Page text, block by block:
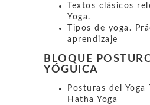
Textos clásicos
Yoga.
Tipos de yoga.
aprendizaje
BLOQUE
YÓGUICA
Posturas del Yoga
Hatha Yoga